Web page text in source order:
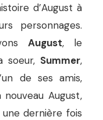
d’August à
personnages.
August, le
soeur, Summer,
de ses amis,
August,
dernière fois